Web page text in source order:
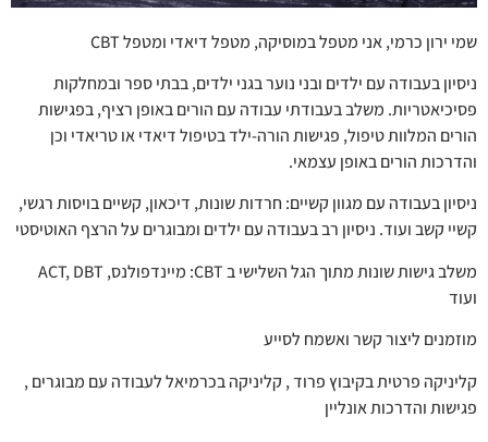
שמי ירון כרמי, אני מטפל במוסיקה, מטפל דיאדי ומטפל CBT
ניסיון בעבודה עם ילדים ובני נוער בגני ילדים, בבתי ספר ובמחלקות
פסיכיאטריות. משלב בעבודתי עבודה עם הורים באופן רציף, בפגישות
הורים המלוות טיפול, פגישות הורה-ילד בטיפול דיאדי או טריאדי וכן
והדרכות הורים באופן עצמאי.
ניסיון בעבודה עם מגוון קשיים: חרדות שונות, דיכאון, קשיים בויסות רגשי,
קשיי קשב ועוד. ניסיון רב בעבודה עם ילדים ומבוגרים על הרצף האוטיסטי
משלב גישות שונות מתוך הגל השלישי ב CBT: מיינדפולנס, ACT, DBT
ועוד
מוזמנים ליצור קשר ואשמח לסייע
קליניקה פרטית בקיבוץ פרוד , קליניקה בכרמיאל לעבודה עם מבוגרים ,
פגישות והדרכות אונליין